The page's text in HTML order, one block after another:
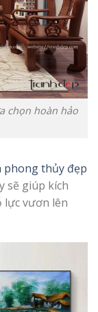
chọn hoàn hảo
phong thủy đẹp
sẽ giúp kích
lực vươn lên